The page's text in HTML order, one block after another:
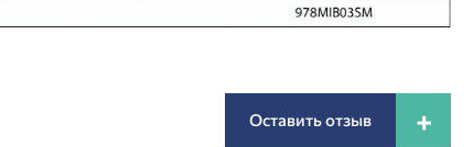
Оставить отзыв +